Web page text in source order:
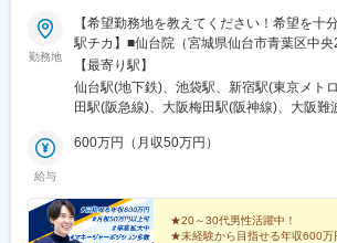
勤務地
【希望勤務地を教えてください！希望を十
駅チカ】■仙台院（宮城県仙台市青葉区中央
京都豊島区南池袋1-23-11）■新宿院（東京
2）■名古屋院（愛知県名古屋市中村区名駅
阪府大阪市北区芝田1丁目4-14）■西梅田院
岡県福岡市博多区博多駅東1-17-21）
【最寄り駅】
仙台駅(地下鉄)、池袋駅、新宿駅(東京メト
田駅(阪急線)、大阪梅田駅(阪神線)、大阪難
給与
600万円（月収50万円）
★20～30代男性活躍中！
★未経験から目指せる年収600万